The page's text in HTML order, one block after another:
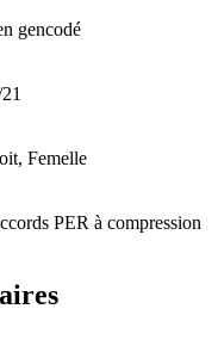
gencodé
Femelle
PER à compression